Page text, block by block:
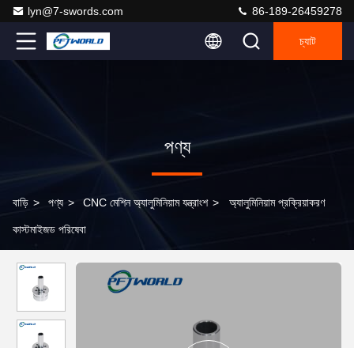
lyn@7-swords.com 86-189-26459278
চ্যাট
পণ্য
বাড়ি > পণ্য > CNC মেশিন অ্যালুমিনিয়াম যন্ত্রাংশ > অ্যালুমিনিয়াম প্রক্রিয়াকরণ
কাস্টমাইজড পরিষেবা